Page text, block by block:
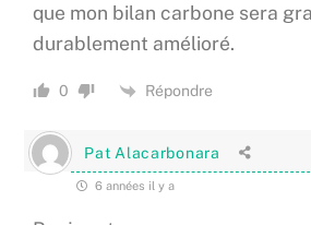
que mon bilan carbone sera
durablement amélioré.
0 Répondre
Pat Alacarbonara
6 années il y a